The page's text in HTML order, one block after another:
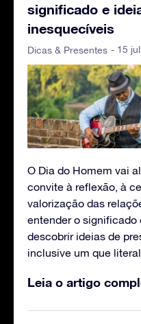
significado e
inesquecíveis
Dicas & Presentes - 15
O Dia do Homem vai
convite à reflexão, à
valorização das
entender o significado
descobrir ideias de
inclusive um que
Leia o artigo